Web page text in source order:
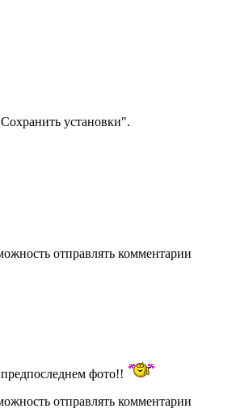
установки".
отправлять комментарии
фото!!
отправлять комментарии